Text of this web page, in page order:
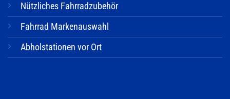
Nützliches Fahrradzubehör
Fahrrad Markenauswahl
Abholstationen vor Ort